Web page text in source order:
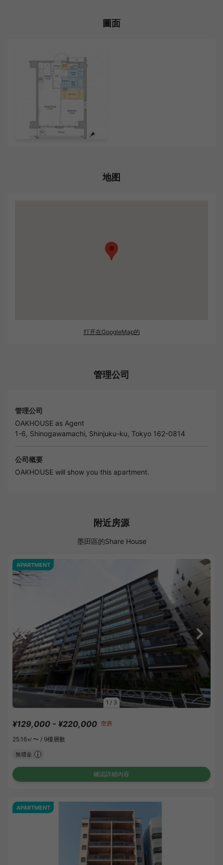
圖面
地图
打开在GoogleMap的
管理公司
管理公司
OAKHOUSE as Agent
1-6, Shinogawamachi, Shinjuku-ku, Tokyo 162-0814
公司概要
OAKHOUSE will show you this apartment.
附近房源
墨田區的Share House
1 / 3
APARTMENT
¥129,000 - ¥220,000 空房
25.16㎡〜 / 9樓層數
無禮金
確認詳細內容
APARTMENT